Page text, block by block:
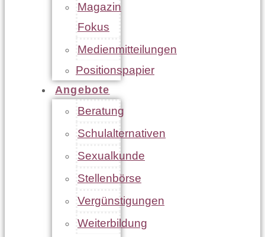
Magazin
Fokus
Medienmitteilungen
Positionspapier
Angebote
Beratung
Schulalternativen
Sexualkunde
Stellenbörse
Vergünstigungen
Weiterbildung